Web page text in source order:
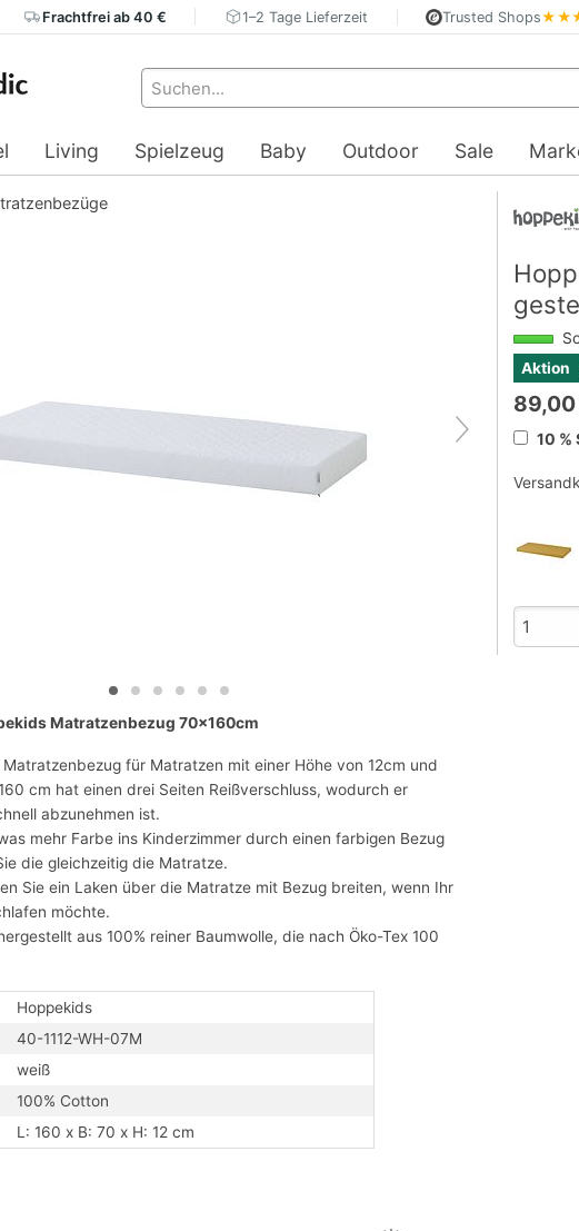
Frachtfrei ab 40 € 1–2 Tage Lieferzeit Trusted Shops
Living Spielzeug Baby Outdoor Sale
Aktion
89,00
10 %
Matratzenbezug 70x160cm
für Matratzen mit einer Höhe von 12cm und
cm hat einen drei Seiten Reißverschluss, wodurch er
abzunehmen ist.
mehr Farbe ins Kinderzimmer durch einen farbigen Bezug
die gleichzeitig die Matratze.
Sie ein Laken über die Matratze mit Bezug breiten, wenn Ihr
möchte.
aus 100% reiner Baumwolle, die nach Öko-Tex 100
Hoppekids
40-1112-WH-07M
weiß
100% Cotton
L: 160 x B: 70 x H: 12 cm